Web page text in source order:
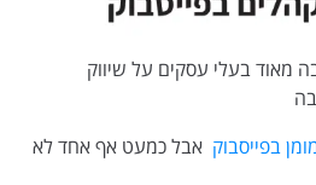
מאוד בעלי עסקים על שיווק
בפייסבוק אבל כמעט אף אחד לא